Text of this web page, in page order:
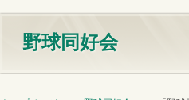
野球同好会